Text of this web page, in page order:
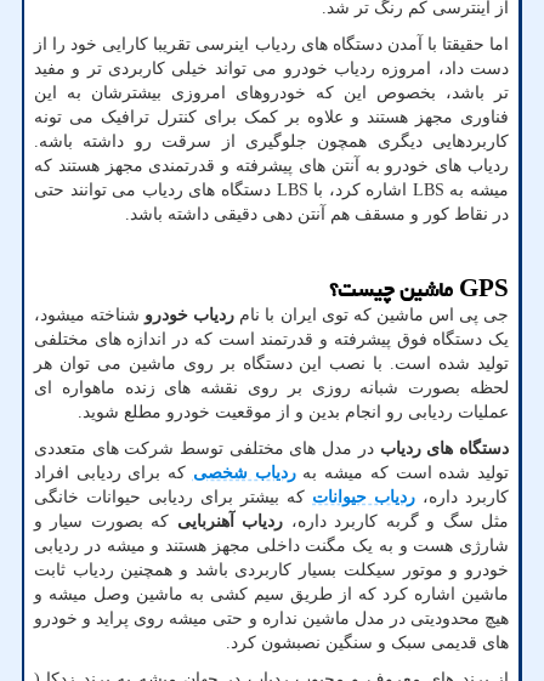
از اینترسی کم رنگ تر شد.
اما حقیقتا با آمدن دستگاه های ردیاب اینرسی تقریبا کارایی خود را از
دست داد، امروزه ردیاب خودرو می تواند خیلی کاربردی تر و مفید
تر باشد، بخصوص این که خودروهای امروزی بیشترشان به این
فناوری مجهز هستند و علاوه بر کمک برای کنترل ترافیک می تونه
کاربردهایی دیگری همچون جلوگیری از سرقت رو داشته باشه.
ردیاب های خودرو به آنتن های پیشرفته و قدرتمندی مجهز هستند که
میشه به LBS اشاره کرد، با LBS دستگاه های ردیاب می توانند حتی
در نقاط کور و مسقف هم آنتن دهی دقیقی داشته باشد.
GPSماشین چیست؟
جی پی اس ماشین که توی ایران با نام ردیاب خودرو شناخته میشود،
یک دستگاه فوق پیشرفته و قدرتمند است که در اندازه های مختلفی
تولید شده است. با نصب این دستگاه بر روی ماشین می توان هر
لحظه بصورت شبانه روزی بر روی نقشه های زنده ماهواره ای
عملیات ردیابی رو انجام بدین و از موقعیت خودرو مطلع شوید.
دستگاه های ردیاب در مدل های مختلفی توسط شرکت های متعددی
تولید شده است که میشه بهردیاب شخصی که برای ردیابی افراد
کاربرد داره، ردیاب حیوانات که بیشتر برای ردیابی حیوانات خانگی
مثل سگ و گربه کاربرد داره، ردیاب آهنربایی که بصورت سیار و
شارژی هست و به یک مگنت داخلی مجهز هستند و میشه در ردیابی
خودرو و موتور سیکلت بسیار کاربردی باشد و همچنین ردیاب ثابت
ماشین اشاره کرد که از طریق سیم کشی به ماشین وصل میشه و
هیچ محدودیتی در مدل ماشین نداره و حتی میشه روی پراید و خودرو
های قدیمی سبک و سنگین نصبشون کرد.